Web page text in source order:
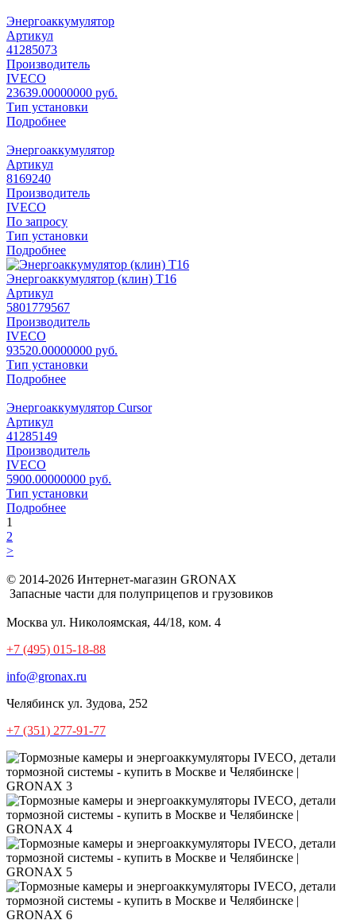
Энергоаккумулятор
Артикул
41285073
Производитель
IVECO
23639.00000000 руб.
Тип установки
Подробнее
Энергоаккумулятор
Артикул
8169240
Производитель
IVECO
По запросу
Тип установки
Подробнее
Энергоаккумулятор (клин) T16
Артикул
5801779567
Производитель
IVECO
93520.00000000 руб.
Тип установки
Подробнее
Энергоаккумулятор Cursor
Артикул
41285149
Производитель
IVECO
5900.00000000 руб.
Тип установки
Подробнее
1
2
>
© 2014-2026 Интернет-магазин GRONAX
Запасные части для полуприцепов и грузовиков
Москва ул. Николоямская, 44/18, ком. 4
+7 (495) 015-18-88
info@gronax.ru
Челябинск ул. Зудова, 252
+7 (351) 277-91-77